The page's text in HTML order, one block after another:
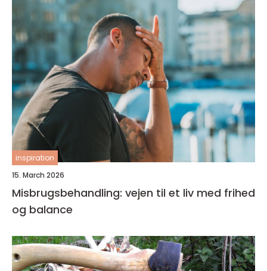
inspiration
15. March 2026
Misbrugsbehandling: vejen til et liv med frihed
og balance